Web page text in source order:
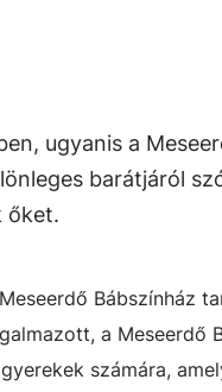
ugyanis a
barátjáról
őket.
Bábszínház
a Meseerdő
számára,